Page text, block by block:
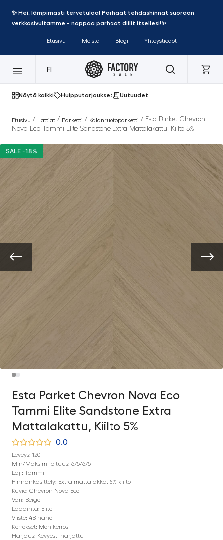
✨ Hei, lämpimästi tervetuloa! Parhaat tehdashinnat suoraan
verkkosivultamme - nappaa parhaat diilit itsellesi!✨
Etusivu Meistä Blogi Yhteystiedot
FI
Näytä kaikki Huipputarjoukset Uutuudet
Etusivu / Lattiat / Parketti / Kalanruotoparketti / Esta Parket Chevron
Nova Eco Tammi Elite Sandstone Extra Mattalakattu, Kiilto 5%
SALE -18%
Esta Parket Chevron Nova Eco
Tammi Elite Sandstone Extra
Mattalakattu, Kiilto 5%
0.0
Leveys: 120
Min/Maksimi pituus: 675/675
Laji: Tammi
Pinnankäsittely: Extra mattalakka, 5% kiilto
Kuvio: Chevron Nova Eco
Väri: Beige
Laadinta: Elite
Viiste: 4B nano
Kerrokset: Monikerros
Harjaus: Kevyesti harjattu